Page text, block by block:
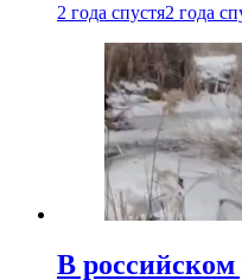
2 года спустя2 года
В российском